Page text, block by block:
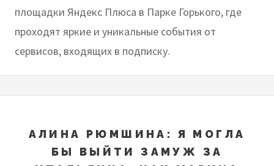
площадки Яндекс Плюса в Парке Горького, где
проходят яркие и уникальные события от
сервисов, входящих в подписку.
АЛИНА РЮМШИНА: Я МОГЛА
БЫ ВЫЙТИ ЗАМУЖ ЗА